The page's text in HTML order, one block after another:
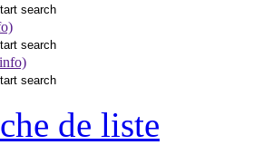
de liste